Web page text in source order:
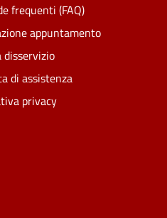
frequenti (FAQ)
appuntamento
disservizio
di assistenza
privacy